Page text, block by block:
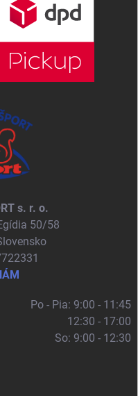
s. r. o.
50/58
Po - Pia: 9:00 - 11:45
12:30 - 17:00
So: 9:00 - 12:30